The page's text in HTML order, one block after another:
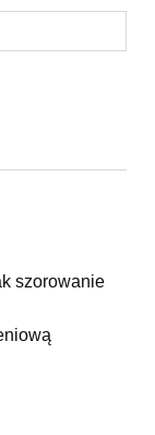
szorowanie